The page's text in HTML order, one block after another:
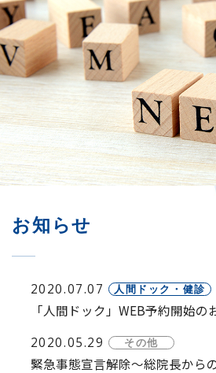
外来診療
アクセス
女性の方へ
企業担当の方へ
お問い合わせ
お知らせ
2020.07.07 人間ドック・健診
「人間ドック」WEB予約開始の
2020.05.29
その他
緊急事態宣言解除～総院長から